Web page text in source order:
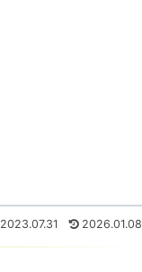
2023.07.31 2026.01.08